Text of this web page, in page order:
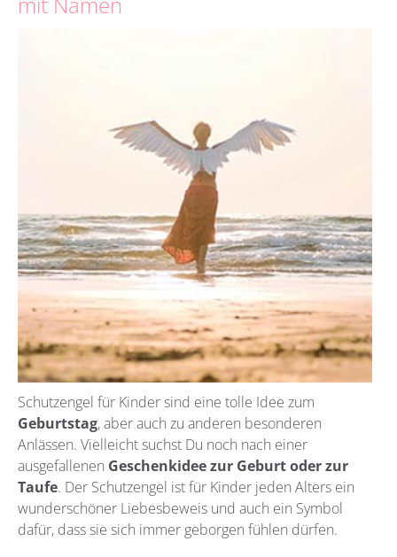
Schutzengel für Kinder sind eine tolle Idee zum
Geburtstag, aber auch zu anderen besonderen
Anlässen. Vielleicht suchst Du noch nach einer
ausgefallenen Geschenkidee zur Geburt oder zur
Taufe. Der Schutzengel ist für Kinder jeden Alters ein
wunderschöner Liebesbeweis und auch ein Symbol
dafür, dass sie sich immer geborgen fühlen dürfen.